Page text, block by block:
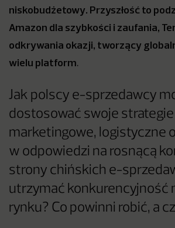
niskobudżetowy. Przyszłość to
Amazon dla szybkości i zaufania,
odkrywania okazji, tworzący
wielu platform.
Jak polscy e-sprzedawcy
dostosować swoje strategie
marketingowe, logistyczne
w odpowiedzi na rosnącą
strony chińskich e-
utrzymać konkurencyjność
rynku? Co powinni robić, a